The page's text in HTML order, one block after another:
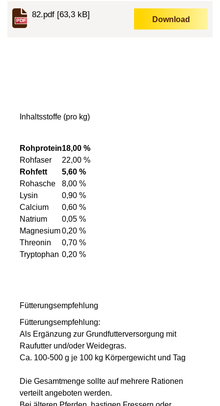
PDF
82.pdf [63,3 kB]
Download
Inhaltsstoffe (pro kg)
Rohprotein18,00 %
Rohfaser
22,00 %
Rohfett
5,60 %
Rohasche
8,00 %
Lysin
0,90 %
Calcium
0,60 %
Natrium
0,05 %
Magnesium0,20 %
Threonin
0,70 %
Tryptophan 0,20 %
Fütterungsempfehlung
Fütterungsempfehlung:
Als Ergänzung zur Grundfutterversorgung mit
Raufutter und/oder Weidegras.
Ca. 100-500 g je 100 kg Körpergewicht und Tag
Die Gesamtmenge sollte auf mehrere Rationen
verteilt angeboten werden.